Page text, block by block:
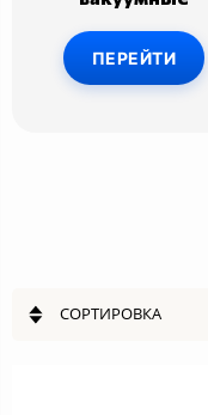
ПЕРЕЙТИ
СОРТИРОВКА